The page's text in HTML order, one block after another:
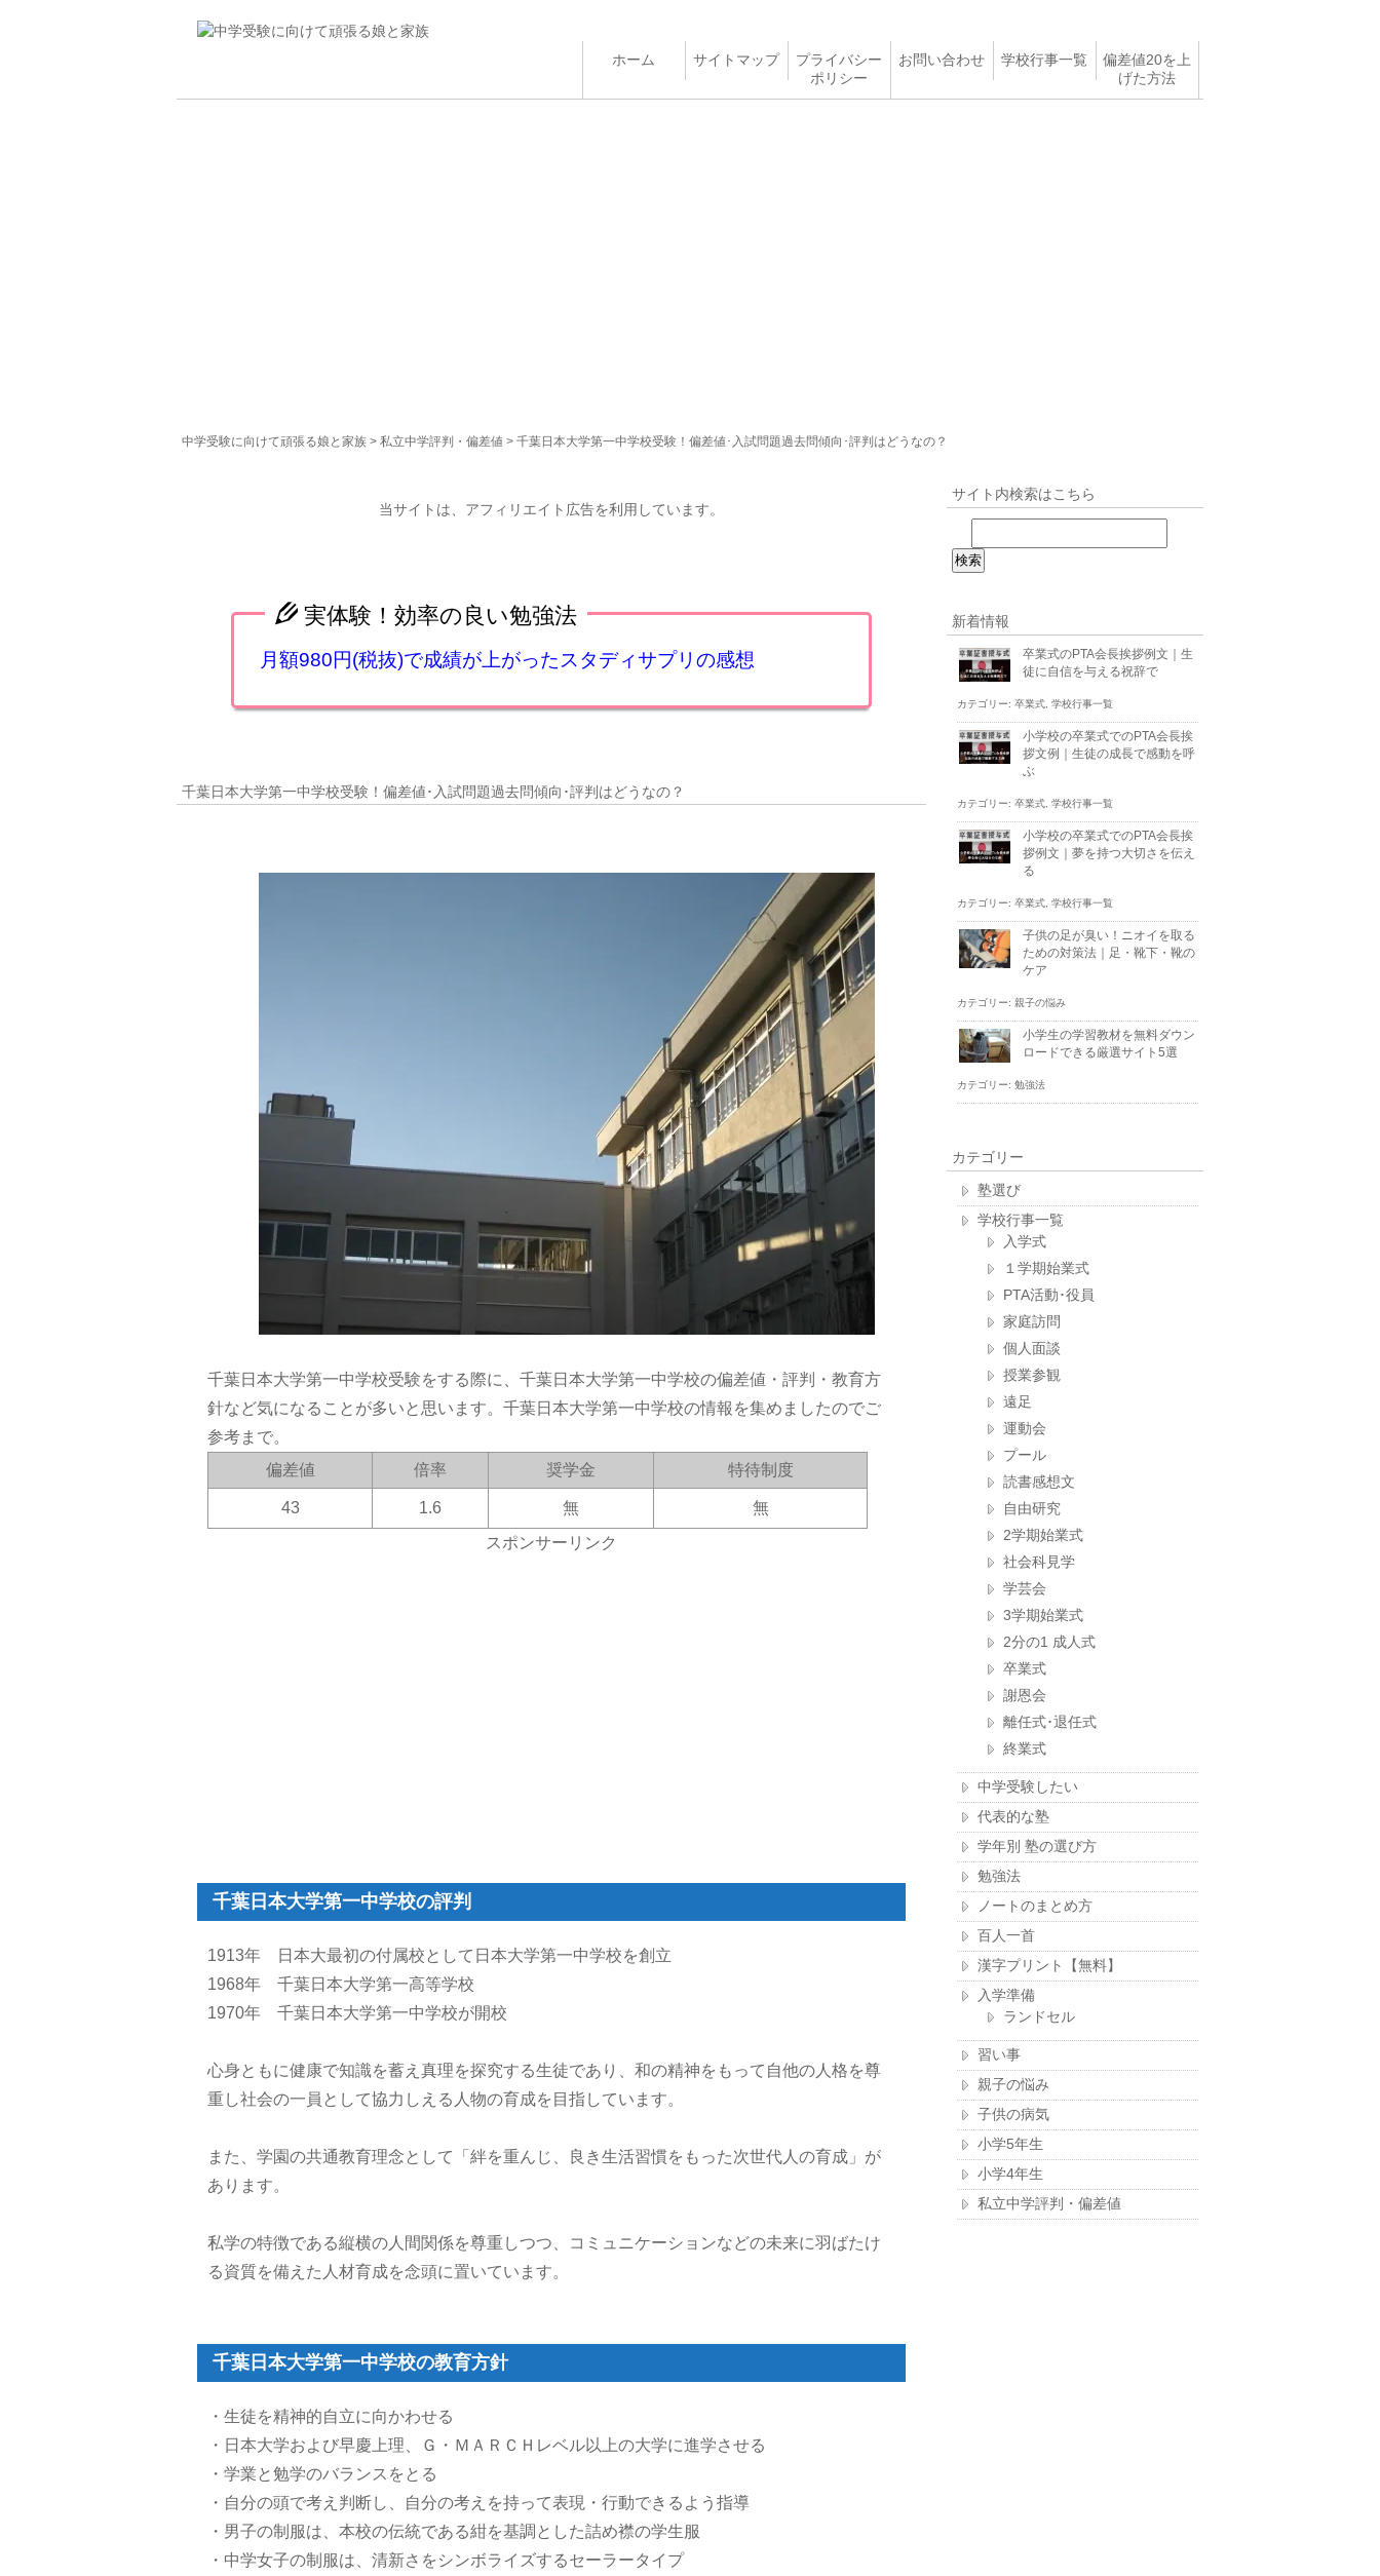
ホーム サイトマップ
プライバシー
ポリシー
お問い合わせ 学校行事一覧
偏差値20を上
げた方法
中学受験に向けて頑張る娘と家族 > 私立中学評判・偏差値 > 千葉日本大学第一中学校受験！偏差値･入試問題過去問傾向･評判はどうなの？
当サイトは、アフィリエイト広告を利用しています。
実体験！効率の良い勉強法
月額980円(税抜)で成績が上がったスタディサプリの感想
千葉日本大学第一中学校受験！偏差値･入試問題過去問傾向･評判はどうなの？
千葉日本大学第一中学校受験をする際に、千葉日本大学第一中学校の偏差値・評判・教育方
針など気になることが多いと思います。千葉日本大学第一中学校の情報を集めましたのでご
参考まで。
偏差値
倍率 奨学金 特待制度
43 1.6 無
無
スポンサーリンク
千葉日本大学第一中学校の評判
1913年 日本大最初の付属校として日本大学第一中学校を創立
1968年 千葉日本大学第一高等学校
1970年 千葉日本大学第一中学校が開校
心身ともに健康で知識を蓄え真理を探究する生徒であり、和の精神をもって自他の人格を尊
重し社会の一員として協力しえる人物の育成を目指しています。
また、学園の共通教育理念として「絆を重んじ、良き生活習慣をもった次世代人の育成」が
あります。
私学の特徴である縦横の人間関係を尊重しつつ、コミュニケーションなどの未来に羽ばたけ
る資質を備えた人材育成を念頭に置いています。
千葉日本大学第一中学校の教育方針
・生徒を精神的自立に向かわせる
・日本大学および早慶上理、Ｇ・ＭＡＲＣＨレベル以上の大学に進学させる
・学業と勉学のバランスをとる
・自分の頭で考え判断し、自分の考えを持って表現・行動できるよう指導
・男子の制服は、本校の伝統である紺を基調とした詰め襟の学生服
・中学女子の制服は、清新さをシンボライズするセーラータイプ
サイト内検索はこちら
新着情報
卒業式のPTA会長挨拶例文｜生
徒に自信を与える祝辞で
カテゴリー: 卒業式 学校行事一覧
小学校の卒業式でのPTA会長挨
拶文例｜生徒の成長で感動を呼
ぶ
カテゴリー: 卒業式 学校行事一覧
小学校の卒業式でのPTA会長挨
拶例文｜夢を持つ大切さを伝え
る
カテゴリー: 卒業式 学校行事一覧
子供の足が臭い！ニオイを取る
ための対策法｜足・靴下・靴の
ケア
カテゴリー: 親子の悩み
小学生の学習教材を無料ダウン
ロードできる厳選サイト5選
カテゴリー: 勉強法
カテゴリー
塾選び
学校行事一覧
入学式
１学期始業式
PTA活動･役員
家庭訪問
個人面談
授業参観
遠足
運動会
プール
読書感想文
自由研究
2学期始業式
社会科見学
学芸会
3学期始業式
2分の1 成人式
卒業式
謝恩会
離任式･退任式
終業式
中学受験したい
代表的な塾
学年別 塾の選び方
勉強法
ノートのまとめ方
百人一首
漢字プリント【無料】
入学準備
ランドセル
習い事
親子の悩み
子供の病気
小学5年生
小学4年生
私立中学評判・偏差値